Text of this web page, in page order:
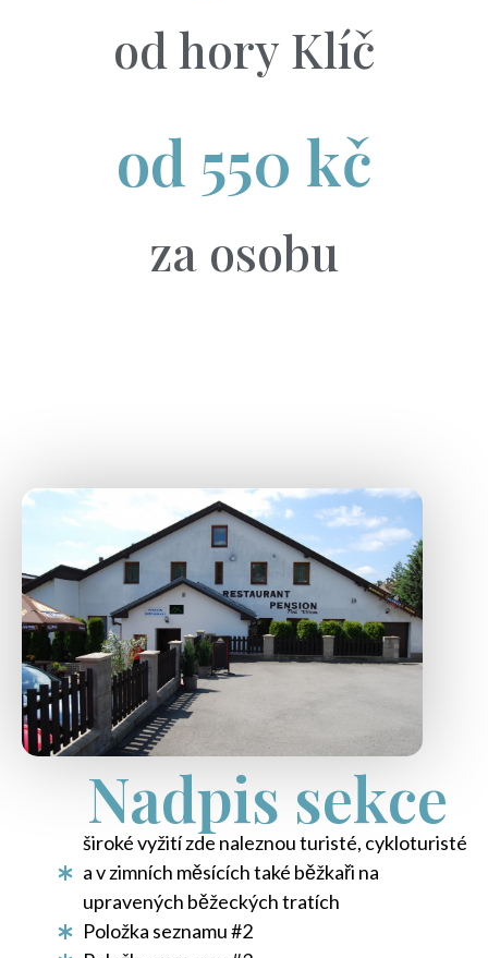
od hory Klíč
za osobu
od 550 kč
Nadpis sekce
široké vyžití zde naleznou turisté, cykloturisté
a v zimních měsících také běžkaři na
upravených běžeckých tratích
Položka seznamu #2